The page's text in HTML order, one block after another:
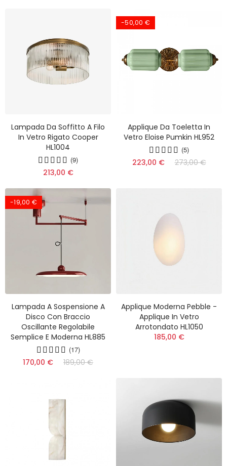
Lampada Da Soffitto A Filo
In Vetro Rigato Cooper
HL1004
(9)
213,00 €
-50,00 €
Applique Da Toeletta In
Vetro Eloise Pumkin HL952
(5)
223,00 € 273,00 €
-19,00 €
Lampada A Sospensione A
Disco Con Braccio
Oscillante Regolabile
Semplice E Moderna HL885
(17)
170,00 € 189,00 €
Applique Moderna Pebble -
Applique In Vetro
Arrotondato HL1050
185,00 €